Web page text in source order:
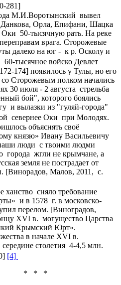
281]
М.И.Воротынский вывел
Данкова, Орла, Епифани, Шацка
Оки 50-тысячную рать. На реке
врага. Сторожевые
далеко на юг - к р. Осколу и
войско Девлет
174] появилось у Тулы, но его
Сторожевым полком начались
30 июля - 2 августа стрельба
бой", которого боялись
и вылазки из "гуляй-города"
севернее Оки при Молодях.
объяснять своё
князю» Ивану Васильевичу
люди с твоими людми
города жгли не крымчане, а
земля не пострадает от
[Винорадов, Малов, 2011, с.
сняло требование
и в 1578 г. в московско-
перелом. [Виноградов,
XVI в. могущество Царства
Крымский Юрт».
в начале XVI в.
столетия 4-4,5 млн.
[4]
*